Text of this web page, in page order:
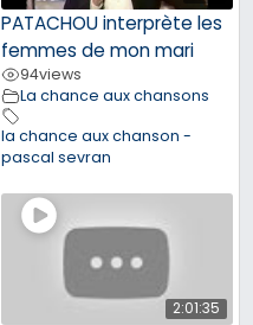
PATACHOU interprète les
femmes de mon mari
94views
La chance aux chansons
la chance aux chanson -
pascal sevran
2:01:35